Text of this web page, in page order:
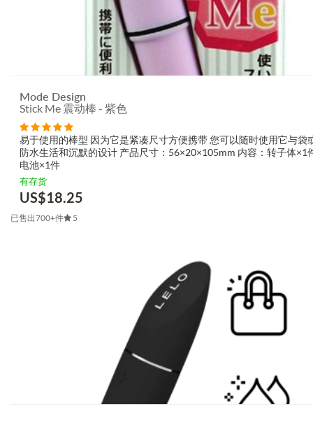
Mode Design
Stick Me 震动棒 - 紫色
易于使用的棒型 因为它是紧凑尺寸方便携带 您可以随时使用它与袋
防水生活和沉默的设计 产品尺寸：56×20×105mm 内容：转子体×1
电池×1件
有存货
US$18.25
已售出700+件 5